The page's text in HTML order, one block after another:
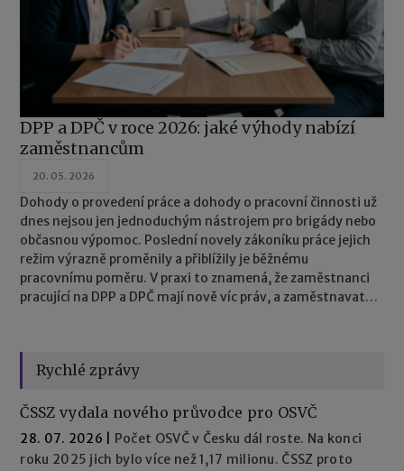
DPP a DPČ v roce 2026: jaké výhody nabízí
zaměstnancům
20. 05. 2026
Dohody o provedení práce a dohody o pracovní činnosti už
dnes nejsou jen jednoduchým nástrojem pro brigády nebo
občasnou výpomoc. Poslední novely zákoníku práce jejich
režim výrazně proměnily a přiblížily je běžnému
pracovnímu poměru. V praxi to znamená, že zaměstnanci
pracující na DPP a DPČ mají nově víc práv, a zaměstnavatelé
Rychlé zprávy
ČSSZ vydala nového průvodce pro OSVČ
28. 07. 2026
Počet OSVČ v Česku dál roste. Na konci
roku 2025 jich bylo více než 1,17 milionu. ČSSZ proto